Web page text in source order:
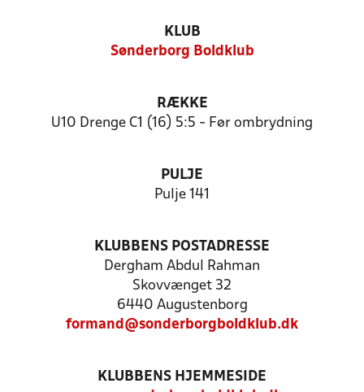
KLUB
Sønderborg Boldklub
RÆKKE
U10 Drenge C1 (16) 5:5 - Før ombrydning
PULJE
Pulje 141
KLUBBENS POSTADRESSE
Dergham Abdul Rahman
Skovvænget 32
6440 Augustenborg
formand@sonderborgboldklub.dk
KLUBBENS HJEMMESIDE